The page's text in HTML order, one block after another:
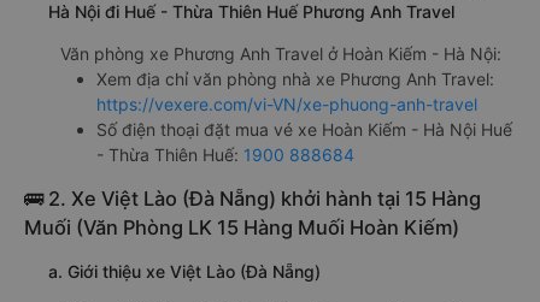
Hà Nội đi Huế - Thừa Thiên Huế Phương Anh Travel
Văn phòng xe Phương Anh Travel ở Hoàn Kiếm - Hà Nội:
Xem địa chỉ văn phòng nhà xe Phương Anh Travel:
https://vexere.com/vi-VN/xe-phuong-anh-travel
Số điện thoại đặt mua vé xe Hoàn Kiếm - Hà Nội Huế
- Thừa Thiên Huế: 1900 888684
🚌 2. Xe Việt Lào (Đà Nẵng) khởi hành tại 15 Hàng
Muối (Văn Phòng LK 15 Hàng Muối Hoàn Kiếm)
a. Giới thiệu xe Việt Lào (Đà Nẵng)